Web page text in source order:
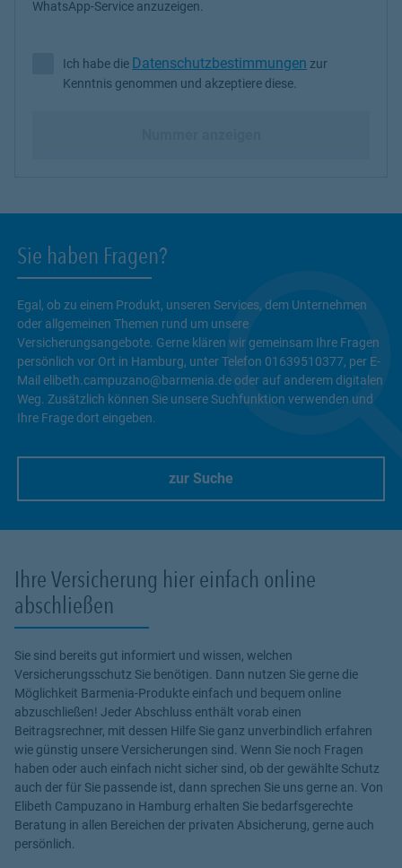
WhatsApp-Service anzuzeigen.
Ich habe die Datenschutzbestimmungen zur Kenntnis
Ich habe die Datenschutzbestimmungen zur
Kenntnis genommen und akzeptiere diese.
Sie haben Fragen?
Egal, ob zu einem Produkt, unseren Services, dem Unternehmen
oder allgemeinen Themen rund um unsere
Versicherungsangebote. Gerne klären wir gemeinsam Ihre Fragen
persönlich vor Ort in Hamburg, unter Telefon 01639510377, per E-
Mail elibeth.campuzano@barmenia.de oder auf anderem digitalen
Weg. Zusätzlich können Sie unsere Suchfunktion verwenden und
Ihre Frage dort eingeben.
zur Suche
Ihre Versicherung hier einfach online
abschließen
Sie sind bereits gut informiert und wissen, welchen
Versicherungsschutz Sie benötigen. Dann nutzen Sie gerne die
Möglichkeit Barmenia-Produkte einfach und bequem online
abzuschließen! Jeder Abschluss enthält vorab einen
Beitragsrechner, mit dessen Hilfe Sie ganz unverbindlich erfahren
wie günstig unsere Versicherungen sind. Wenn Sie noch Fragen
haben oder auch einfach nicht sicher sind, ob der gewählte Schutz
auch der für Sie passende ist, dann sprechen Sie uns gerne an. Von
Elibeth Campuzano in Hamburg erhalten Sie bedarfsgerechte
Beratung in allen Bereichen der privaten Absicherung, gerne auch
persönlich.